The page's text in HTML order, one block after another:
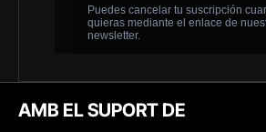
AMB EL SUPORT DE